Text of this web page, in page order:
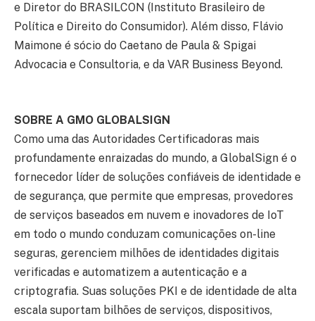
e Diretor do BRASILCON (Instituto Brasileiro de
Política e Direito do Consumidor). Além disso, Flávio
Maimone é sócio do Caetano de Paula & Spigai
Advocacia e Consultoria, e da VAR Business Beyond.
SOBRE A GMO GLOBALSIGN
Como uma das Autoridades Certificadoras mais
profundamente enraizadas do mundo, a GlobalSign é o
fornecedor líder de soluções confiáveis de identidade e
de segurança, que permite que empresas, provedores
de serviços baseados em nuvem e inovadores de IoT
em todo o mundo conduzam comunicações on-line
seguras, gerenciem milhões de identidades digitais
verificadas e automatizem a autenticação e a
criptografia. Suas soluções PKI e de identidade de alta
escala suportam bilhões de serviços, dispositivos,